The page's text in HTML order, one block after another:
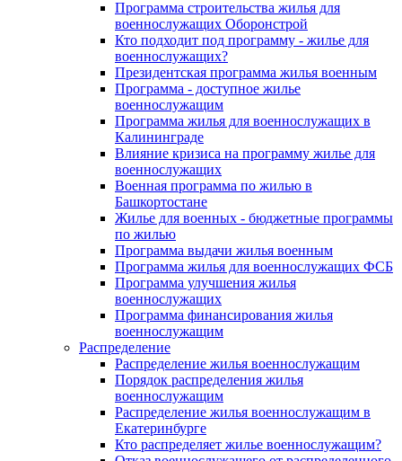
Программа строительства жилья для
военнослужащих Оборонстрой
Кто подходит под программу - жилье для
военнослужащих?
Президентская программа жилья военным
Программа - доступное жилье
военнослужащим
Программа жилья для военнослужащих в
Калининграде
Влияние кризиса на программу жилье для
военнослужащих
Военная программа по жилью в
Башкортостане
Жилье для военных - бюджетные программы
по жилью
Программа выдачи жилья военным
Программа жилья для военнослужащих ФСБ
Программа улучшения жилья
военнослужащих
Программа финансирования жилья
военнослужащим
Распределение
Распределение жилья военнослужащим
Порядок распределения жилья
военнослужащим
Распределение жилья военнослужащим в
Екатеринбурге
Кто распределяет жилье военнослужащим?